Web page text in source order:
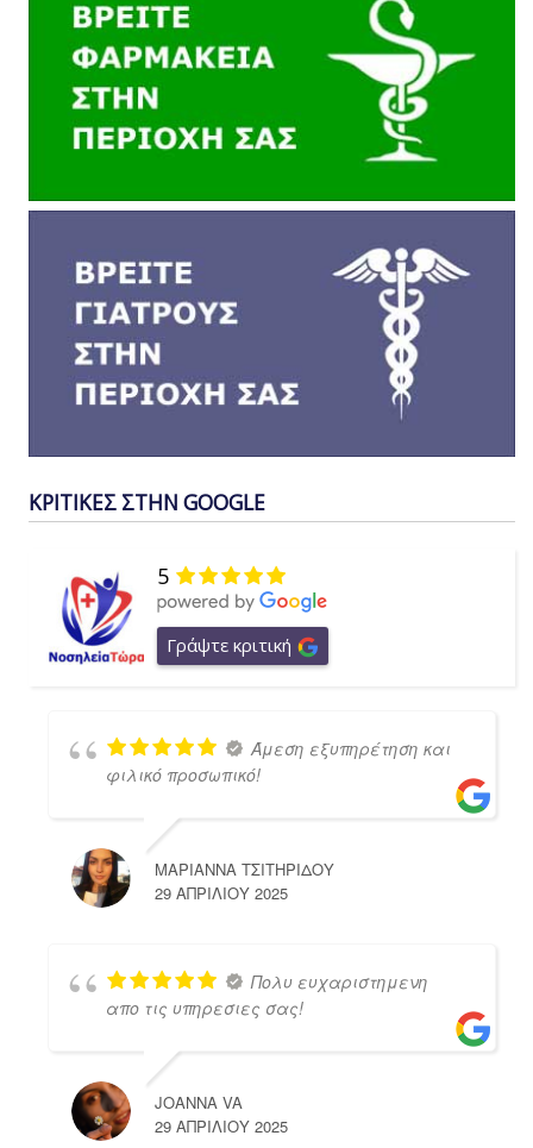
ΚΡΙΤΙΚΕΣ ΣΤΗΝ GOOGLE
5
Γράψτε κριτική
Άμεση εξυπηρέτηση και
φιλικό προσωπικό!
ΜΑΡΙΑΝΝΑ ΤΣΙΤΗΡΙΔΟΥ
29 ΑΠΡΙΛΊΟΥ 2025
Πολυ ευχαριστημενη
απο τις υπηρεσιες σας!
JOANNA VA
29 ΑΠΡΙΛΊΟΥ 2025